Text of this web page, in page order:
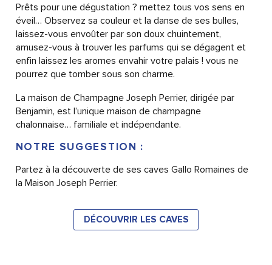
Prêts pour une dégustation ? mettez tous vos sens en
éveil… Observez sa couleur et la danse de ses bulles,
laissez-vous envoûter par son doux chuintement,
amusez-vous à trouver les parfums qui se dégagent et
enfin laissez les aromes envahir votre palais ! vous ne
pourrez que tomber sous son charme.
La maison de Champagne Joseph Perrier, dirigée par
Benjamin, est l’unique maison de champagne
chalonnaise… familiale et indépendante.
NOTRE SUGGESTION :
Partez à la découverte de ses caves Gallo Romaines de
la Maison Joseph Perrier.
DÉCOUVRIR LES CAVES